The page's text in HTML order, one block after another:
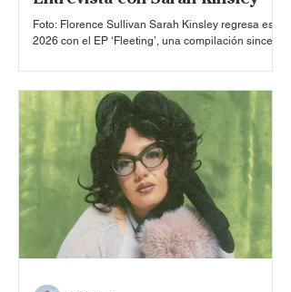
Foto: Florence Sullivan Sarah Kinsley regresa este
2026 con el EP ‘Fleeting’, una compilación sincera
transgresora, la artista atraviesa una nueva etapa
en su música que le da un nuevo rostro a su
discografía: la melancolía de su voz, entrelazada
con sintetizadores y armonías percusivas,
construye un nuevo mundo a través de la realidad.
Este EP, ambicioso y tenaz, se convierte en un
retrato de la ruptura y la aceptación de que n